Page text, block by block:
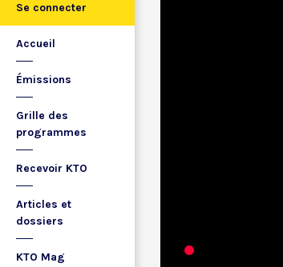
Se connecter
Accueil
Émissions
Grille des
programmes
Recevoir KTO
Articles et
dossiers
KTO Mag